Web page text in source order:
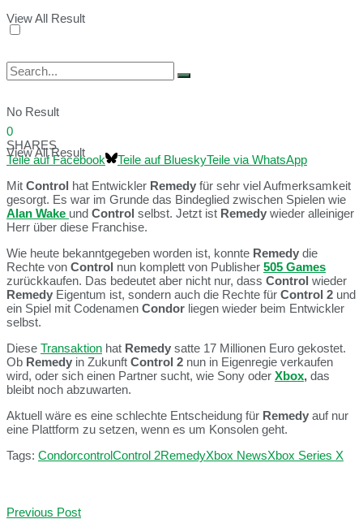
View All Result
No Result
View All Result
0
SHARES
Teile auf Facebook
Teile auf BlueskyTeile via WhatsApp
Mit Control hat Entwickler Remedy für sehr viel Aufmerksamkeit
gesorgt. Es war im Grunde das Bindeglied zwischen Spielen wie
Alan Wake und Control selbst. Jetzt ist Remedy wieder alleiniger
Herr über diese Franchise.
Wie heute bekanntgegeben worden ist, konnte Remedy die
Rechte von Control nun komplett von Publisher 505 Games
zurückkaufen. Das bedeutet aber nicht nur, dass Control wieder
Remedy Eigentum ist, sondern auch die Rechte für Control 2 und
ein Spiel mit Codenamen Condor liegen wieder beim Entwickler
selbst.
Diese Transaktion hat Remedy satte 17 Millionen Euro gekostet.
Ob Remedy in Zukunft Control 2 nun in Eigenregie verkaufen
wird, oder sich einen Partner sucht, wie Sony oder Xbox, das
bleibt noch abzuwarten.
Aktuell wäre es eine schlechte Entscheidung für Remedy auf nur
eine Plattform zu setzen, wenn es um Konsolen geht.
Tags: CondorcontrolControl 2RemedyXbox NewsXbox Series X
Previous Post